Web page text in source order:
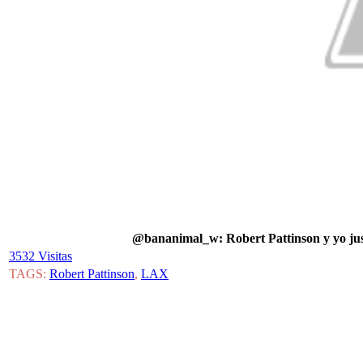
‏@bananimal_w: Robert Pattinson y yo
3532 Visitas
TAGS: Robert Pattinson, LAX